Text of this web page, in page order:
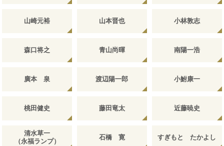
山崎元裕 山本晋也 小林敦志
森口将之 青山尚暉 南陽一浩
廣本 泉 渡辺陽一郎 小鮒康一
桃田健史 藤田竜太 近藤暁史
清水草一
（永福ランプ）
石橋 寛 すぎもと たかよし